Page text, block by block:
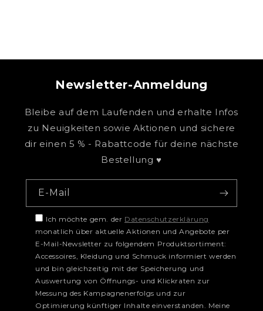
Newsletter-Anmeldung
Bleibe auf dem Laufenden und erhalte Infos
zu Neuigkeiten sowie Aktionen und sichere
dir einen 5 % - Rabattcode für deine nächste
Bestellung ♥
E-Mail
Ich möchte gem. der Datenschutzerklärung
monatlich über aktuelle Aktionen und Angebote per
E-Mail-Newsletter zu folgendem Produktsortiment:
Accessoires, Kleidung und Schmuck informiert werden
und bin gleichzeitig mit der Speicherung und
Auswertung von Öffnungs- und Klickraten zur
Messung des Kampagnenerfolgs und zur
Optimierung künftiger Inhalte einverstanden. Meine